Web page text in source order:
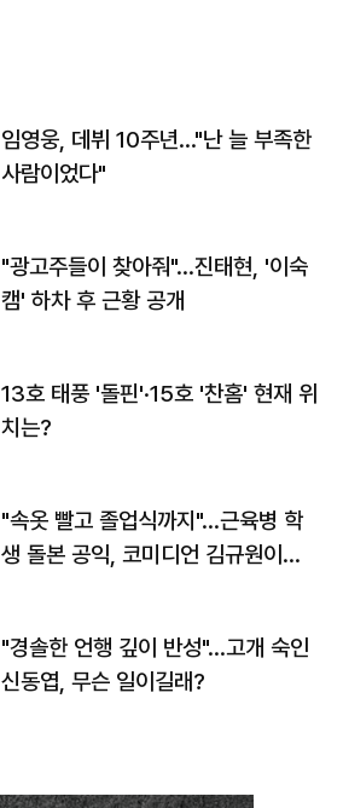
임영웅, 데뷔 10주년…"난 늘 부족한
사람이었다"
"광고주들이 찾아줘"…진태현, '이숙
캠' 하차 후 근황 공개
13호 태풍 '돌핀'·15호 '찬홈' 현재 위
치는?
"속옷 빨고 졸업식까지"…근육병 학
생 돌본 공익, 코미디언 김규원이었
"경솔한 언행 깊이 반성"…고개 숙인
신동엽, 무슨 일이길래?